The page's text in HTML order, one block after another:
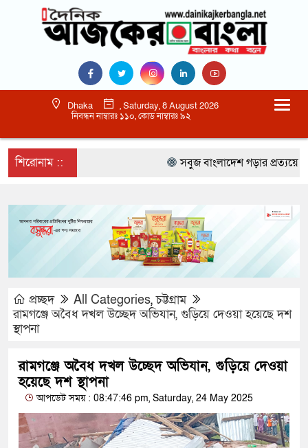
Dhaka
, Saturday, 8 August 2026
নিবন্ধন নাম্বারঃ ১১০, কোড নাম্বারঃ ৯২
শিরোনাম :: সবুজ বাংলাদেশ গড়ার প্রত্যয়ে
প্রচ্ছদ All Categories,চট্টগ্রাম
রামগঞ্জে অবৈধ দখল উচ্ছেদ অভিযান, গুড়িয়ে দেওয়া হয়েছে দশ
স্থাপনা
রামগঞ্জে অবৈধ দখল উচ্ছেদ অভিযান, গুড়িয়ে দেওয়া
হয়েছে দশ স্থাপনা
আপডেট সময় : 08:47:46 pm, Saturday, 24 May 2025